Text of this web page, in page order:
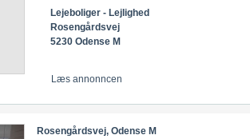
Lejeboliger - Lejlighed
Rosengårdsvej
5230 Odense M
Læs annonncen
Rosengårdsvej, Odense M